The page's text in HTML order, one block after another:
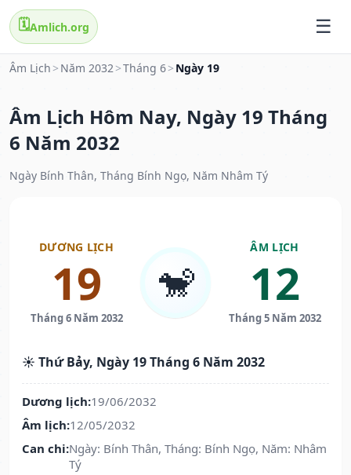
🗓️Amlich.org
Âm Lịch > Năm 2032>Tháng 6> Ngày 19
Âm Lịch Hôm Nay, Ngày 19 Tháng
6 Năm 2032
Ngày Bính Thân, Tháng Bính Ngọ, Năm Nhâm Tý
DƯƠNG LỊCH
19
Tháng 6 Năm 2032
🐒
ÂM LỊCH
12
Tháng 5 Năm 2032
☀️ Thứ Bảy, Ngày 19 Tháng 6 Năm 2032
Dương lịch:19/06/2032
Âm lịch:12/05/2032
Can chi:Ngày: Bính Thân, Tháng: Bính Ngọ, Năm: Nhâm
Tý